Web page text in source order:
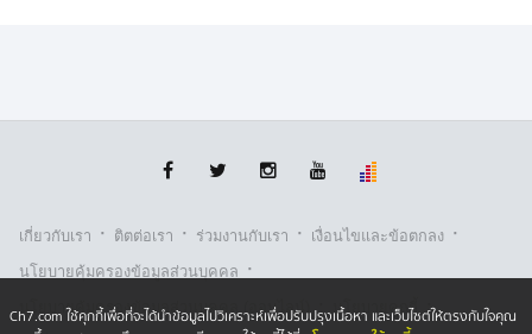
เกี่ยวกับเรา · ติตต่อเรา · ร่วมงานกับเรา · เงื่อนไขและข้อตกลง ·
นโยบายคุ้มครองข้อมูลส่วนบุคคล ·
นโยบายคุ้มครองข้อมูลส่วนบุคคล (ออนไลน์) · นโยบายคุกกี้ ·
Ch7.com ใช้คุกกี้เพื่อที่จะได้นำข้อมูลไปวิเคราะห์เพื่อปรับปรุงเนื้อหา และเว็บไซต์ให้ตรงกับใจคุณ